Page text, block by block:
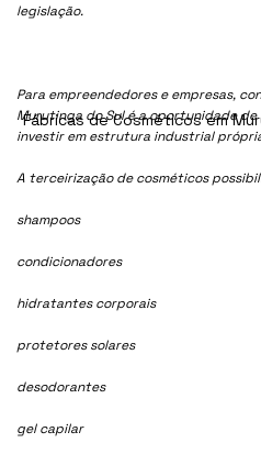
legislação.
Para empreendedores e empresas,
Murutinga do Sul é a oportunidade
investir em estrutura industrial
A terceirização de cosméticos
shampoos
condicionadores
hidratantes corporais
protetores solares
desodorantes
gel capilar
Fábricas de Cosméticos em